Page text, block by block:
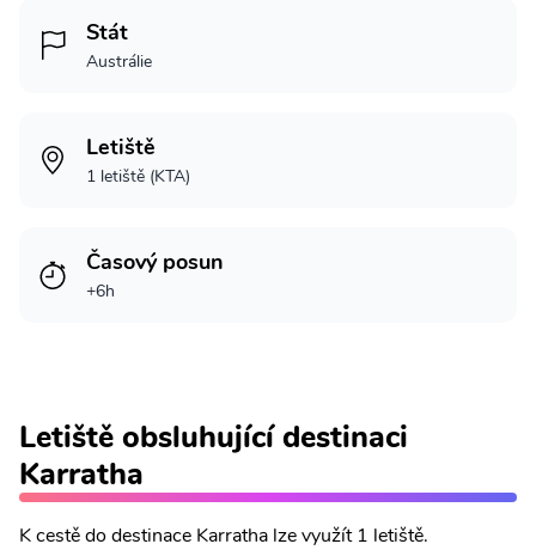
Stát
Austrálie
Letiště
1 letiště (KTA)
Časový posun
+6h
Letiště obsluhující destinaci
Karratha
K cestě do destinace Karratha lze využít 1 letiště.